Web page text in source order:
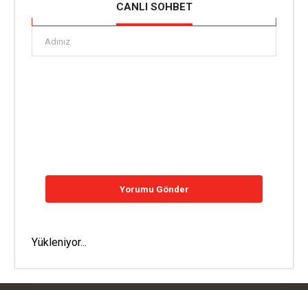
CANLI SOHBET
Yükleniyor...